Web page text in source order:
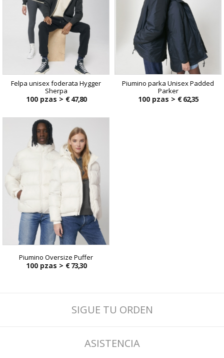
Felpa unisex foderata Hygger
Sherpa
100 pzas > € 47,80
Piumino parka Unisex Padded
Parker
100 pzas > € 62,35
Piumino Oversize Puffer
100 pzas > € 73,30
SIGUE TU ORDEN
ASISTENCIA